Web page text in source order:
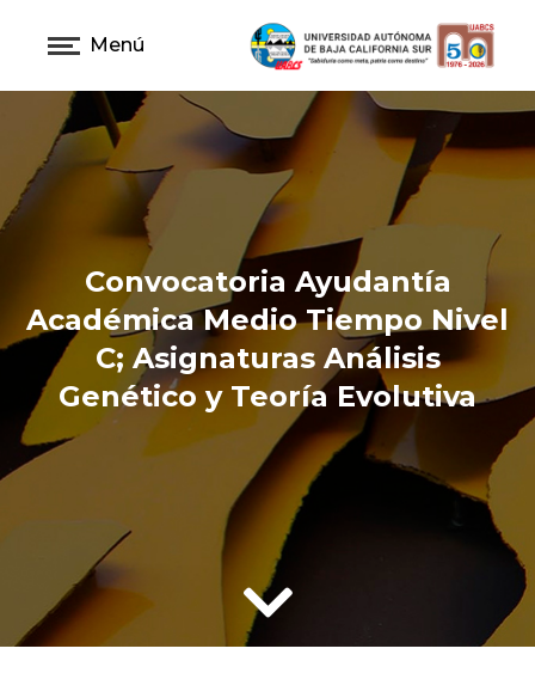
Menú
Convocatoria Ayudantía
Académica Medio Tiempo Nivel
C; Asignaturas Análisis
Genético y Teoría Evolutiva